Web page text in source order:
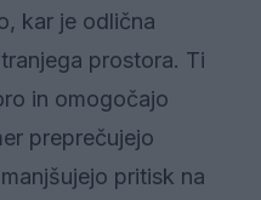
kar je odlična
prostora. Ti
in omogočajo
preprečujejo
pritisk na